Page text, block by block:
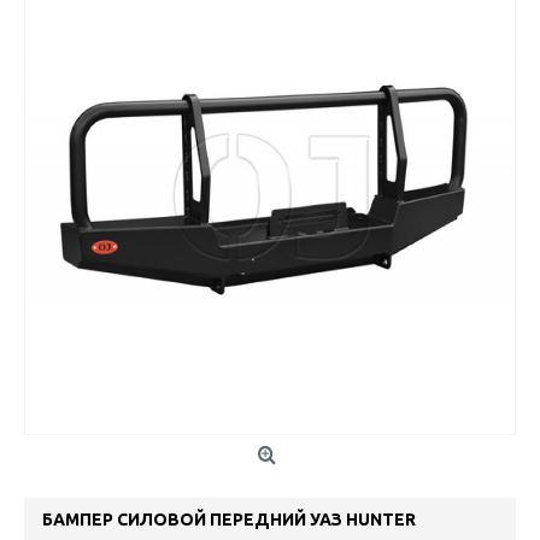
БАМПЕР СИЛОВОЙ ПЕРЕДНИЙ УАЗ HUNTER